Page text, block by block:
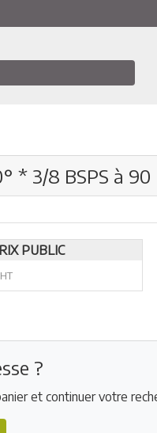
* 3/8 BSPS à 90
PUBLIC
HT
?
et continuer votre